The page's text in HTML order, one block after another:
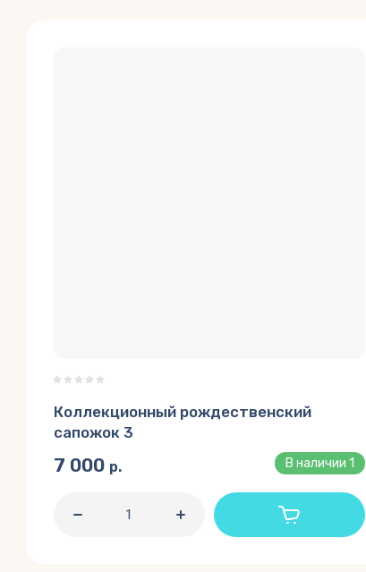
Коллекционный рождественский
сапожок 3
В наличии 1
7 000 р.